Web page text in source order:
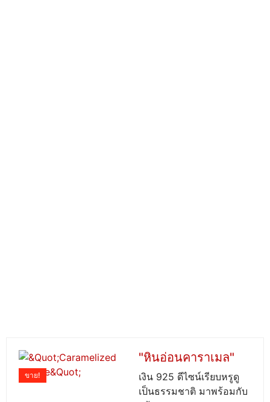
ขาย!
"หินอ่อนคาราเมล"
เงิน 925 ดีไซน์เรียบหรูดู
เป็นธรรมชาติ มาพร้อมกับ